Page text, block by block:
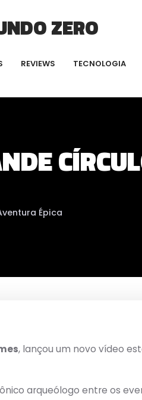
ZERO
REVIEWS TECNOLOGIA
Épica
, lançou um novo vídeo
arqueólogo entre os